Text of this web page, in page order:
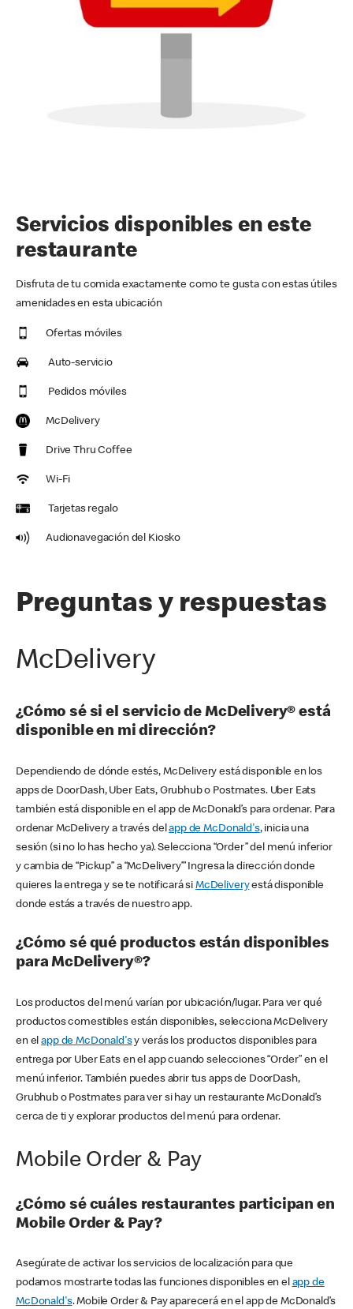
Servicios disponibles en este
restaurante
Disfruta de tu comida exactamente como te gusta con estas útiles
amenidades en esta ubicación
Ofertas móviles
Auto-servicio
Pedidos móviles
McDelivery
Drive Thru Coffee
Wi-Fi
Tarjetas regalo
Audionavegación del Kiosko
Preguntas y respuestas
McDelivery
¿Cómo sé si el servicio de McDelivery® está
disponible en mi dirección?
Dependiendo de dónde estés, McDelivery está disponible en los
apps de DoorDash, Uber Eats, Grubhub o Postmates. Uber Eats
también está disponible en el app de McDonald’s para ordenar. Para
ordenar McDelivery a través delapp de McDonald's, inicia una
sesión (si no lo has hecho ya). Selecciona “Order” del menú inferior
y cambia de “Pickup” a “McDelivery’” Ingresa la dirección donde
quieres la entrega y se te notificará si McDeliveryestá disponible
donde estás a través de nuestro app.
¿Cómo sé qué productos están disponibles
para McDelivery®?
Los productos del menú varían por ubicación/lugar. Para ver qué
productos comestibles están disponibles, selecciona McDelivery
en elapp de McDonald'sy verás los productos disponibles para
entrega por Uber Eats en el app cuando selecciones “Order” en el
menú inferior. También puedes abrir tus apps de DoorDash,
Grubhub o Postmates para ver si hay un restaurante McDonald’s
cerca de ti y explorar productos del menú para ordenar.
Mobile Order & Pay
¿Cómo sé cuáles restaurantes participan en
Mobile Order & Pay?
Asegúrate de activar los servicios de localización para que
podamos mostrarte todas las funciones disponibles en el app de
McDonald's. Mobile Order & Pay aparecerá en el app de McDonald’s